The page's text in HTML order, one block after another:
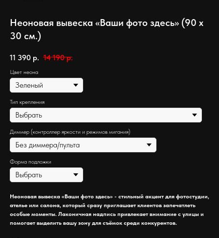
Неоновая вывеска «Ваши фото здесь» (90 х
30 см.)
11 390 р. 14 190 р.
Цвет неона
Тип крепления
Диммер (контроллер яркости и режимов мигания)
Форма подложки
Неоновая вывеска «Ваши фото здесь» - стильный акцент для фотостудии,
ателье или салона, который сразу приглашает клиентов запечатлеть
особые моменты. Лаконичная надпись привлекает внимание с улицы и
помогает выделить вашу зону для съёмок среди конкурентов.